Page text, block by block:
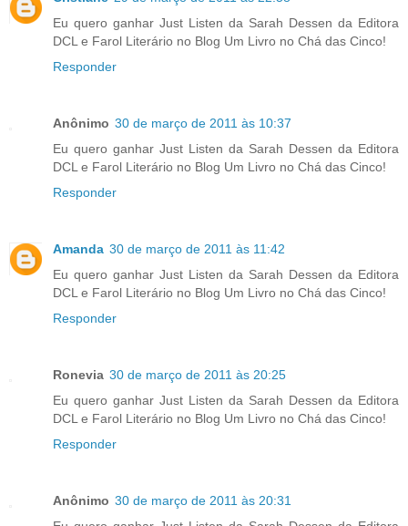
Eu quero ganhar Just Listen da Sarah Dessen da Editora
DCL e Farol Literário no Blog Um Livro no Chá das Cinco!
Responder
Anônimo 30 de março de 2011 às 10:37
Eu quero ganhar Just Listen da Sarah Dessen da Editora
DCL e Farol Literário no Blog Um Livro no Chá das Cinco!
Responder
Amanda 30 de março de 2011 às 11:42
Eu quero ganhar Just Listen da Sarah Dessen da Editora
DCL e Farol Literário no Blog Um Livro no Chá das Cinco!
Responder
Ronevia 30 de março de 2011 às 20:25
Eu quero ganhar Just Listen da Sarah Dessen da Editora
DCL e Farol Literário no Blog Um Livro no Chá das Cinco!
Responder
Anônimo 30 de março de 2011 às 20:31